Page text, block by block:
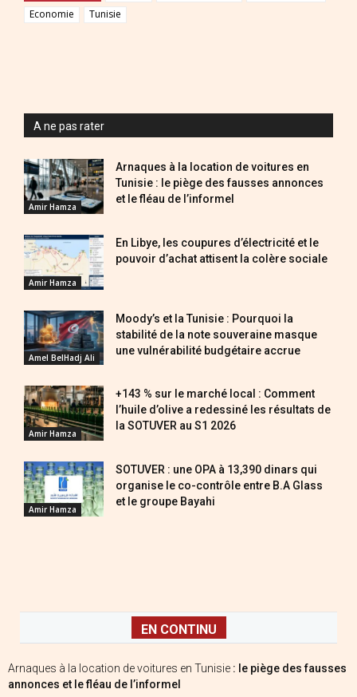
Economie
Tunisie
A ne pas rater
Amir Hamza
Arnaques à la location de voitures en
Tunisie : le piège des fausses annonces
et le fléau de l’informel
Amir Hamza
En Libye, les coupures d’électricité et le
pouvoir d’achat attisent la colère sociale
Amel BelHadj Ali
Moody’s et la Tunisie : Pourquoi la
stabilité de la note souveraine masque
une vulnérabilité budgétaire accrue
Amir Hamza
+143 % sur le marché local : Comment
l’huile d’olive a redessiné les résultats de
la SOTUVER au S1 2026
Amir Hamza
SOTUVER : une OPA à 13,390 dinars qui
organise le co-contrôle entre B.A Glass
et le groupe Bayahi
EN CONTINU
Arnaques à la location de voitures en Tunisie : le piège des fausses
annonces et le fléau de l’informel